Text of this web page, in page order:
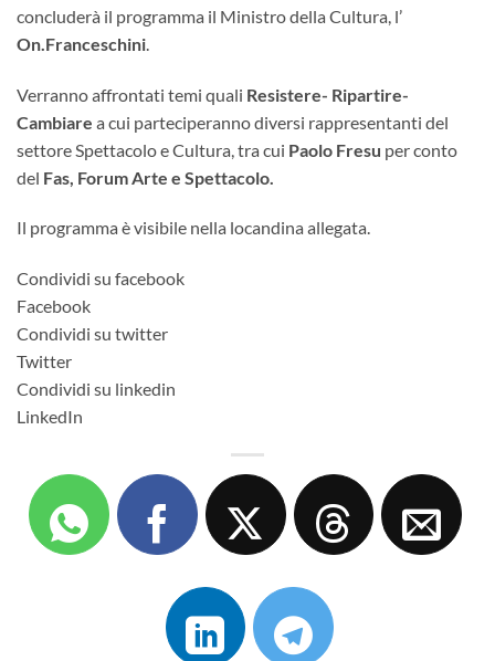
concluderà il programma il Ministro della Cultura, l’
On.Franceschini.
Verranno affrontati temi quali Resistere- Ripartire-
Cambiare a cui parteciperanno diversi rappresentanti del
settore Spettacolo e Cultura, tra cui Paolo Fresu per conto
del Fas, Forum Arte e Spettacolo.
Il programma è visibile nella locandina allegata.
Condividi su facebook
Facebook
Condividi su twitter
Twitter
Condividi su linkedin
LinkedIn